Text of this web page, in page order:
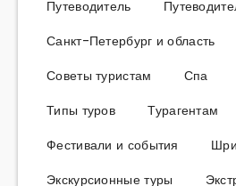
Путеводитель
Санкт-Петербург и область
Советы туристам
Спа
Типы туров
Турагентам
Фестивали и события
Экскурсионные туры